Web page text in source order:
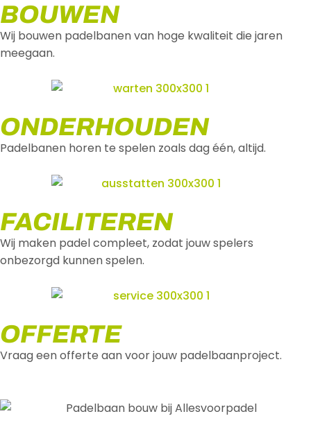
BOUWEN
Wij bouwen padelbanen van hoge kwaliteit die jaren
meegaan.
ONDERHOUDEN
Padelbanen horen te spelen zoals dag één, altijd.
FACILITEREN
Wij maken padel compleet, zodat jouw spelers
onbezorgd kunnen spelen.
OFFERTE
Vraag een offerte aan voor jouw padelbaanproject.